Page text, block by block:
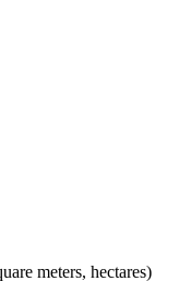
meters, hectares)